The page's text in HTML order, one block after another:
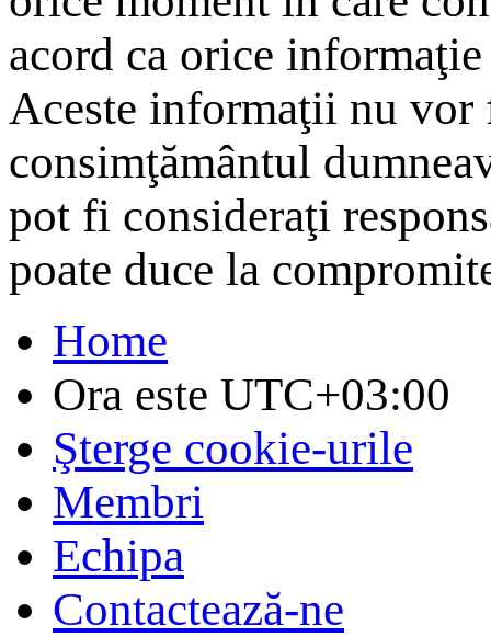
acord ca orice
Aceste informaţii nu
consimţământul
pot fi consideraţi
poate duce la
Home
Ora este UTC+03:00
Şterge cookie-urile
Membri
Echipa
Contactează-ne